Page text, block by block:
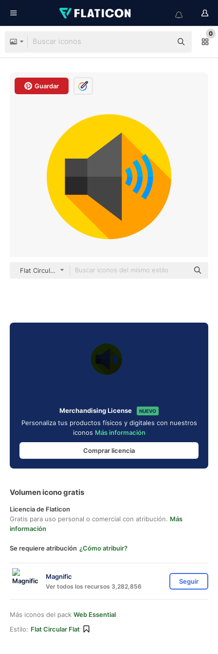
0
Guardar
Flat Circular Flat
Merchandising License NUEVO
Personaliza tus productos físicos y digitales con nuestros
iconos Más información
Comprar licencia
Volumen icono gratis
Licencia de Flaticon
Gratis para uso personal o comercial con atribución. Más
información
Se requiere atribución ¿Cómo atribuir?
Magnific
Ver todos los recursos 3,282,856
Seguir
Más iconos del pack Web Essential
Estilo: Flat Circular Flat